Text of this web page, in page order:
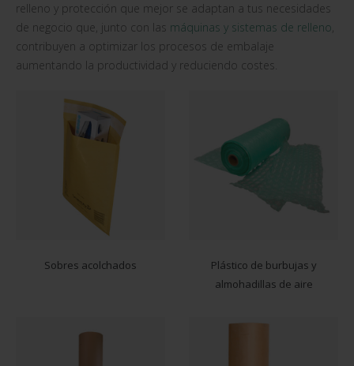
relleno y protección que mejor se adaptan a tus necesidades
de negocio que, junto con las máquinas y sistemas de relleno,
contribuyen a optimizar los procesos de embalaje
aumentando la productividad y reduciendo costes.
Sobres acolchados
Plástico de burbujas y
almohadillas de aire